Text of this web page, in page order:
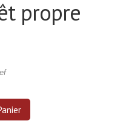
propre